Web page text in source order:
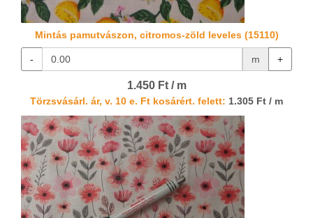
Mintás pamutvászon, citromos-zöld leveles (15110)
- m +
1.450 Ft / m
Törzsvásárl. ár, v. 10 e. Ft kosárért. felett: 1.305 Ft / m